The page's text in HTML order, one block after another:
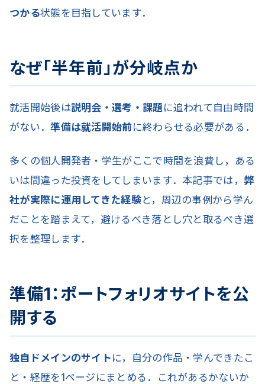
つかる状態を目指しています．
なぜ「半年前」が分岐点か
就活開始後は説明会・選考・課題に追われて自由時間
がない．準備は就活開始前に終わらせる必要がある．
多くの個人開発者・学生がここで時間を浪費し，ある
いは間違った投資をしてしまいます．本記事では， 弊
社が実際に運用してきた経験と，周辺の事例から学ん
だことを踏まえて，避けるべき落とし穴と取るべき選
択を整理します．
準備1：ポートフォリオサイトを公
開する
独自ドメインのサイト に，自分の作品・学んできたこ
と・経歴を1ページにまとめる．これがあるかないか